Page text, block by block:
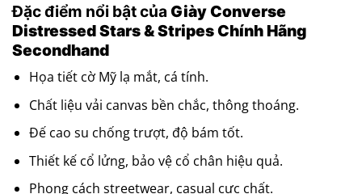
Đặc điểm nổi bật của Giày Converse
Distressed Stars & Stripes Chính Hãng
Secondhand
Họa tiết cờ Mỹ lạ mắt, cá tính.
Chất liệu vải canvas bền chắc, thông thoáng.
Đế cao su chống trượt, độ bám tốt.
Thiết kế cổ lửng, bảo vệ cổ chân hiệu quả.
Phong cách streetwear, casual cực chất.